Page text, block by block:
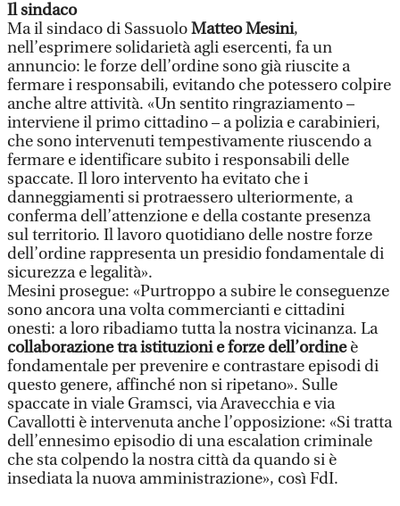
Il sindaco
Ma il sindaco di SassuoloMatteo Mesini,
nell’esprimere solidarietà agli esercenti, fa un
annuncio: le forze dell’ordine sono già riuscite a
fermare i responsabili, evitando che potessero colpire
anche altre attività. «Un sentito ringraziamento –
interviene il primo cittadino – a polizia e carabinieri,
che sono intervenuti tempestivamente riuscendo a
fermare e identificare subito i responsabili delle
spaccate. Il loro intervento ha evitato che i
danneggiamenti si protraessero ulteriormente, a
conferma dell’attenzione e della costante presenza
sul territorio. Il lavoro quotidiano delle nostre forze
dell’ordine rappresenta un presidio fondamentale di
sicurezza e legalità».
Mesini prosegue: «Purtroppo a subire le conseguenze
sono ancora una volta commercianti e cittadini
onesti: a loro ribadiamo tutta la nostra vicinanza. La
collaborazione tra istituzioni e forze dell’ordineè
fondamentale per prevenire e contrastare episodi di
questo genere, affinché non si ripetano». Sulle
spaccate in viale Gramsci, via Aravecchia e via
Cavallotti è intervenuta anche l’opposizione: «Si tratta
dell’ennesimo episodio di una escalation criminale
che sta colpendo la nostra città da quando si è
insediata la nuova amministrazione», così FdI.